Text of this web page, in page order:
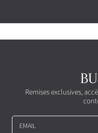
Remises exclusives,
EMAIL